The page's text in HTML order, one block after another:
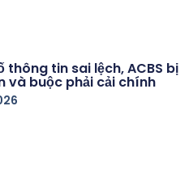
thông tin sai lệch, ACBS bị
và buộc phải cải chính